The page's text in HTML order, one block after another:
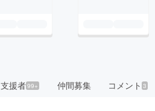
支援者99+ 仲間募集 コメント3